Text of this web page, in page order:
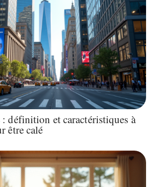
définition et caractéristiques à
être calé